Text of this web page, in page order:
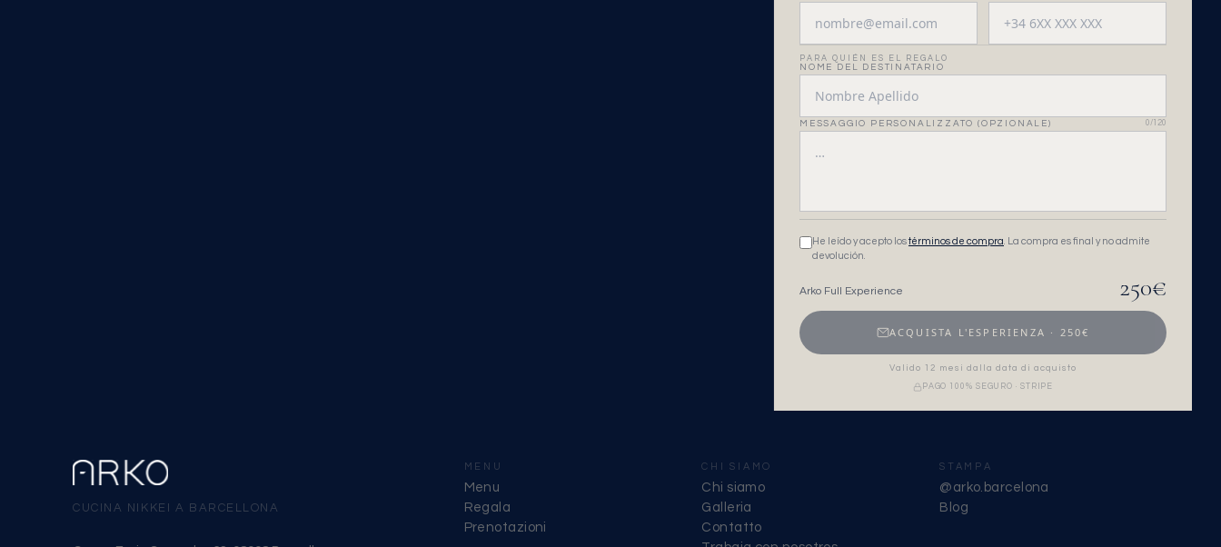
PARA QUIÉN ES EL REGALO
NOME DEL DESTINATARIO
MESSAGGIO PERSONALIZZATO (OPZIONALE) 0/120
He leído y acepto lostérminos de compra . La compra es final y no admite
devolución.
Arko Full Experience 250€
ACQUISTA L'ESPERIENZA · 250€
Valido 12 mesi dalla data di acquisto
PAGO 100% SEGURO · STRIPE
CUCINA NIKKEI A BARCELLONA
MENU
Menu
Regala
Prenotazioni
CHI SIAMO
Chi siamo
Galleria
Contatto
STAMPA
@arko.barcelona
Blog